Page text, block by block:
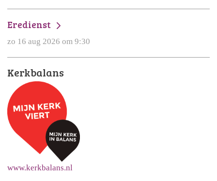
Eredienst
zo 16 aug 2026 om 9:30
Kerkbalans
www.kerkbalans.nl